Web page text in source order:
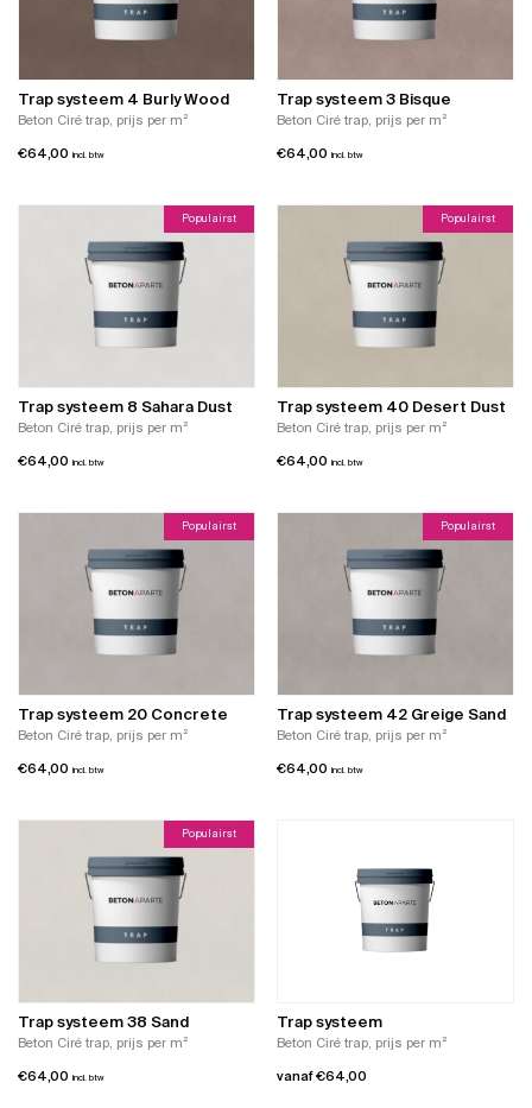
Populairst
Trap systeem 8 Sahara Dust
Beton Ciré trap, prijs per m²
€64,00 incl. btw
Populairst
Trap systeem 40 Desert Dust
Beton Ciré trap, prijs per m²
€64,00 incl. btw
Populairst
Trap systeem 20 Concrete
Beton Ciré trap, prijs per m²
€64,00 incl. btw
Populairst
Trap systeem 42 Greige Sand
Beton Ciré trap, prijs per m²
€64,00 incl. btw
Populairst
Trap systeem 38 Sand
Beton Ciré trap, prijs per m²
€64,00 incl. btw
Trap systeem
Beton Ciré trap, prijs per m²
vanaf€64,00
Trap systeem 4 Burly Wood
Beton Ciré trap, prijs per m²
€64,00 incl. btw
Trap systeem 3 Bisque
Beton Ciré trap, prijs per m²
€64,00 incl. btw